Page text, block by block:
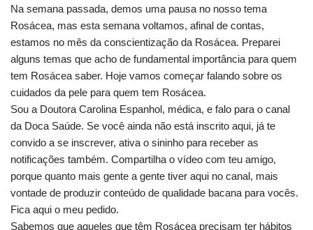
Na semana passada, demos uma pausa no nosso tema
Rosácea, mas esta semana voltamos, afinal de contas,
estamos no mês da conscientização da Rosácea. Preparei
alguns temas que acho de fundamental importância para quem
tem Rosácea saber. Hoje vamos começar falando sobre os
cuidados da pele para quem tem Rosácea.
Sou a Doutora Carolina Espanhol, médica, e falo para o canal
da Doca Saúde. Se você ainda não está inscrito aqui, já te
convido a se inscrever, ativa o sininho para receber as
notificações também. Compartilha o vídeo com teu amigo,
porque quanto mais gente a gente tiver aqui no canal, mais
vontade de produzir conteúdo de qualidade bacana para vocês.
Fica aqui o meu pedido.
Sabemos que aqueles que têm Rosácea precisam ter hábitos